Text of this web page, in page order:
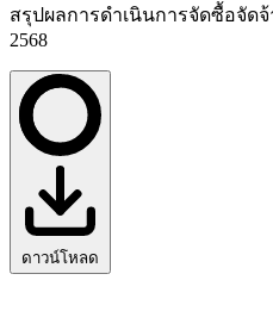
สรุปผลการดำเนินการจัดซื้อจัด
2568
ดาวน์โหลด